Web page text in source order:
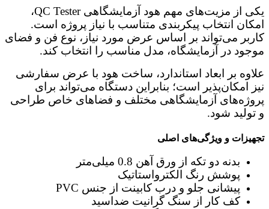
یکی از مزیت‌های مهم هود آزمایشگاهی QC Tester،
امکان انتخاب پیکربندی متناسب با نیاز پروژه است.
کاربر می‌تواند بر اساس عرض مورد نیاز، نوع فن و فضای
موجود در آزمایشگاه، مدل مناسب را انتخاب کند.
علاوه بر ابعاد استاندارد، ساخت هود با عرض سفارشی
نیز امکان‌پذیر است؛ بنابراین دستگاه می‌تواند برای
پروژه‌های آزمایشگاهی مختلف و فضاهای خاص طراحی
و تولید شود.
تجهیزات و ویژگی‌های اصلی
بدنه دو تکه از ورق آهن 0.8 میلی‌متر
پوشش رنگ الکترواستاتیک
پیشانی جلو و درب کابینت از جنس PVC
کف کار از سنگ گرانیت ضداسید